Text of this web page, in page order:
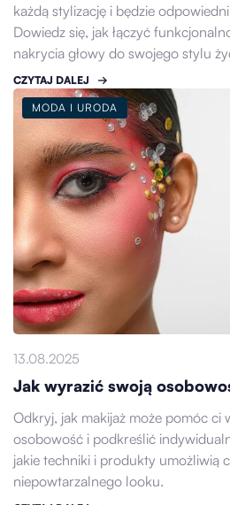
każdą stylizację i będzie
Dowiedz się, jak łączyć
nakrycia głowy do swojego stylu
CZYTAJ DALEJ
MODA I URODA
13.08.2025
Jak wyrazić swoją
Odkryj, jak makijaż może pomóc ci
osobowość i podkreślić
jakie techniki i produkty umożliwią
niepowtarzalnego looku.